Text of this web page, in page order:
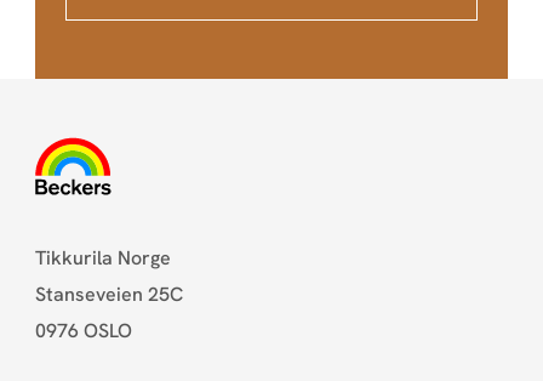
Tikkurila Norge
Stanseveien 25C
0976 OSLO